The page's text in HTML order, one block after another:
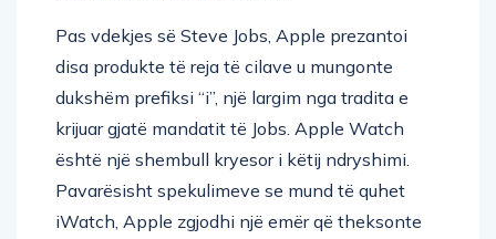
Pas vdekjes së Steve Jobs, Apple prezantoi
disa produkte të reja të cilave u mungonte
dukshëm prefiksi “i”, një largim nga tradita e
krijuar gjatë mandatit të Jobs. Apple Watch
është një shembull kryesor i këtij ndryshimi.
Pavarësisht spekulimeve se mund të quhet
iWatch, Apple zgjodhi një emër që theksonte